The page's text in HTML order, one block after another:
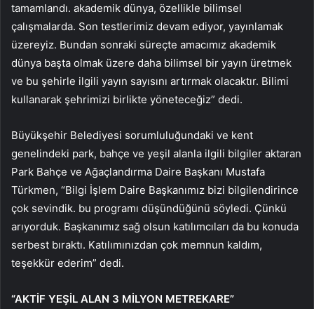
tamamlandı. akademik dünya, özellikle bilimsel
çalışmalarda. Son testlerimiz devam ediyor, yayınlamak
üzereyiz. Bundan sonraki süreçte amacımız akademik
dünya başta olmak üzere daha bilimsel bir yayın üretmek
ve bu şehirle ilgili yayın sayısını artırmak olacaktır. Bilimi
kullanarak şehrimizi birlikte yöneteceğiz” dedi.
Büyükşehir Belediyesi sorumluluğundaki ve kent
genelindeki park, bahçe ve yeşil alanla ilgili bilgiler aktaran
Park Bahçe ve Ağaçlandırma Daire Başkanı Mustafa
Türkmen, “Bilgi İşlem Daire Başkanımız bizi bilgilendirince
çok sevindik. bu programı düşündüğünü söyledi. Çünkü
arıyorduk. Başkanımız sağ olsun katılımcıları da bu konuda
serbest bıraktı. Katılımınızdan çok memnun kaldım,
teşekkür ederim” dedi.
“AKTİF YEŞİL ALAN 3 MİLYON METREKARE”